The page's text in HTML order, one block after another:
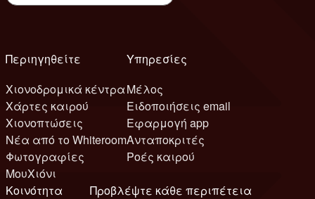
Περιηγηθείτε
Χιονοδρομικά κέντρα
Χάρτες καιρού
Χιονοπτώσεις
Νέα από το Whiteroom
Φωτογραφίες
ΜουΧιόνι
Υπηρεσίες
Μέλος
Ειδοποιήσεις email
Εφαρμογή app
Ανταποκριτές
Ροές καιρού
Κοινότητα
Προβλέψτε κάθε περιπέτεια